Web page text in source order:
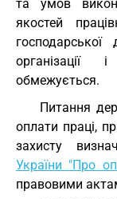
та умов
якостей
господарської
обмежується.
Питання
оплати праці,
захисту
України "Про
правовими